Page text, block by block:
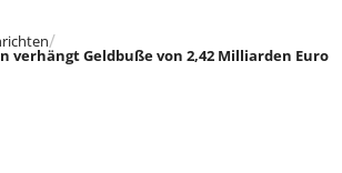
verhängt Geldbuße von 2,42 Milliarden Euro